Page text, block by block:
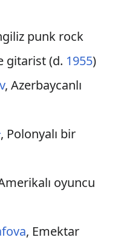
punk rock
gitarist (d. 1955)
, Azerbaycanlı
, Polonyalı bir
oyuncu
, Emektar